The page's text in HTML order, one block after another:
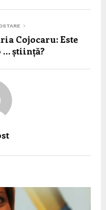
Cojocaru: Este
… știință?